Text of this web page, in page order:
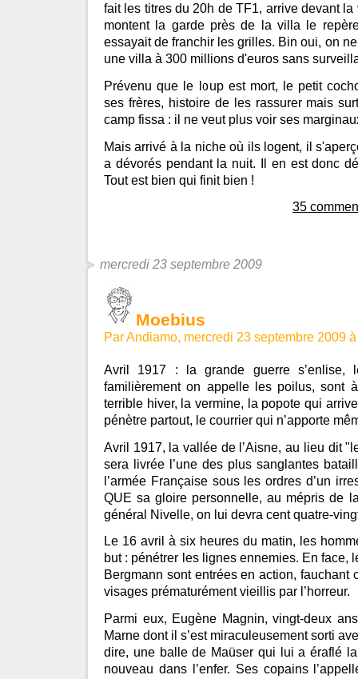
fait les titres du 20h de TF1, arrive devant
montent la garde près de la villa le
essayait de franchir les grilles. Bin oui, on
une villa à 300 millions d'euros sans
Prévenu que le loup est mort, le petit
ses frères, histoire de les rassurer mais
camp fissa : il ne veut plus voir ses
Mais arrivé à la niche où ils logent, il
a dévorés pendant la nuit. Il en est donc
Tout est bien qui finit bien !
35
mercredi 23 septembre 2009
Moebius
Par Andiamo, mercredi 23 septembre 2009
Avril 1917 : la grande guerre s’enlise,
familièrement on appelle les poilus, sont
terrible hiver, la vermine, la popote qui
pénètre partout, le courrier qui n’apporte
Avril 1917, la vallée de l’Aisne, au lieu dit
sera livrée l’une des plus sanglantes
l’armée Française sous les ordres d’un
QUE sa gloire personnelle, au mépris de
général Nivelle, on lui devra cent quatre-
Le 16 avril à six heures du matin, les
but : pénétrer les lignes ennemies. En face,
Bergmann sont entrées en action, fauchant
visages prématurément vieillis par l’horreur.
Parmi eux, Eugène Magnin, vingt-deux
Marne dont il s’est miraculeusement sorti
dire, une balle de Maüser qui lui a éraflé la
nouveau dans l’enfer. Ses copains